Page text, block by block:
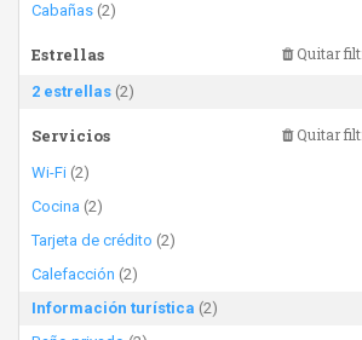
Cabañas (2)
Estrellas Quitar
2 estrellas (2)
Servicios Quitar
Wi-Fi (2)
Cocina (2)
Tarjeta de crédito (2)
Calefacción (2)
Información turística (2)